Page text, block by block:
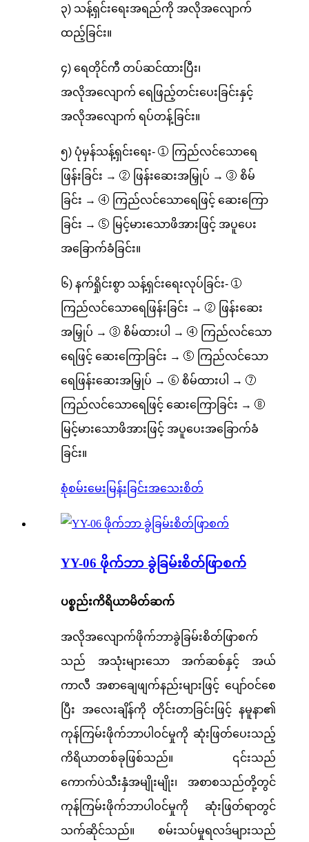
၃) သန့်ရှင်းရေးအရည်ကို အလိုအလျောက်
ထည့်ခြင်း။
၄) ရေတိုင်ကီ တပ်ဆင်ထားပြီး၊
အလိုအလျောက် ရေဖြည့်တင်းပေးခြင်းနှင့်
အလိုအလျောက် ရပ်တန့်ခြင်း။
၅) ပုံမှန်သန့်ရှင်းရေး- ① ကြည်လင်သောရေ
ဖြန်းခြင်း → ② ဖြန်းဆေးအမြှုပ် → ③ စိမ်
ခြင်း → ④ ကြည်လင်သောရေဖြင့် ဆေးကြော
ခြင်း → ⑤ မြင့်မားသောဖိအားဖြင့် အပူပေး
အခြောက်ခံခြင်း။
၆) နက်ရှိုင်းစွာ သန့်ရှင်းရေးလုပ်ခြင်း- ①
ကြည်လင်သောရေဖြန်းခြင်း → ② ဖြန်းဆေး
အမြှုပ် → ③ စိမ်ထားပါ → ④ ကြည်လင်သော
ရေဖြင့် ဆေးကြောခြင်း → ⑤ ကြည်လင်သော
ရေဖြန်းဆေးအမြှုပ် → ⑥ စိမ်ထားပါ → ⑦
ကြည်လင်သောရေဖြင့် ဆေးကြောခြင်း → ⑧
မြင့်မားသောဖိအားဖြင့် အပူပေးအခြောက်ခံ
ခြင်း။
စုံစမ်းမေးမြန်းခြင်းအသေးစိတ်
YY-06 ဖိုက်ဘာ ခွဲခြမ်းစိတ်ဖြာစက်
ပစ္စည်းကိရိယာမိတ်ဆက်
အလိုအလျောက်ဖိုက်ဘာခွဲခြမ်းစိတ်ဖြာစက်
သည် အသုံးများသော အက်ဆစ်နှင့် အယ်
ကာလီ အစာချေဖျက်နည်းများဖြင့် ပျော်ဝင်စေ
ပြီး အလေးချိန်ကို တိုင်းတာခြင်းဖြင့် နမူနာ၏
ကုန်ကြမ်းဖိုက်ဘာပါဝင်မှုကို ဆုံးဖြတ်ပေးသည့်
ကိရိယာတစ်ခုဖြစ်သည်။ ၎င်းသည်
ကောက်ပဲသီးနှံအမျိုးမျိုး၊ အစာစသည်တို့တွင်
ကုန်ကြမ်းဖိုက်ဘာပါဝင်မှုကို ဆုံးဖြတ်ရာတွင်
သက်ဆိုင်သည်။ စမ်းသပ်မှုရလဒ်များသည်